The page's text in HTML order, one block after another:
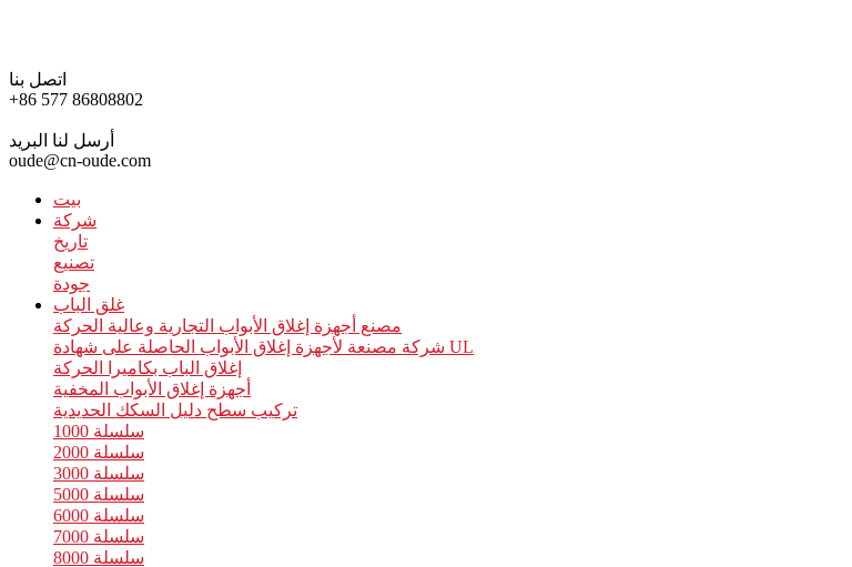
اتصل بنا
+86 577 86808802
أرسل لنا البريد
oude@cn-oude.com
بيت
شركة
تاريخ
تصنيع
جودة
غلق الباب
مصنع أجهزة إغلاق الأبواب التجارية وعالية الحركة
شركة مصنعة لأجهزة إغلاق الأبواب الحاصلة على شهادة UL
إغلاق الباب بكاميرا الحركة
أجهزة إغلاق الأبواب المخفية
تركيب سطح دليل السكك الحديدية
سلسلة 1000
سلسلة 2000
سلسلة 3000
سلسلة 5000
سلسلة 6000
سلسلة 7000
سلسلة 8000